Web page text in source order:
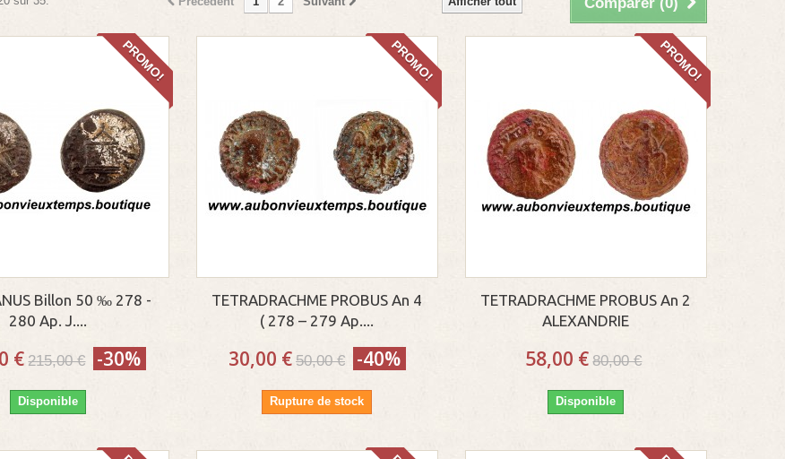
PROMO!
Billon 50 ‰ 278 -
280 Ap. J....
€ 215,00 € -30%
Disponible
PROMO!
TETRADRACHME PROBUS An 4
( 278 – 279 Ap....
30,00 € 50,00 € -40%
Rupture de stock
PROMO!
TETRADRACHME PROBUS An 2
ALEXANDRIE
58,00 € 80,00 €
Disponible